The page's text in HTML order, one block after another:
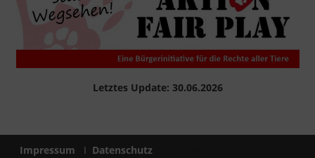
Letztes Update: 30.06.2026
Impressum I Datenschutz